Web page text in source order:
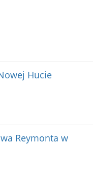
Hucie
Reymonta w